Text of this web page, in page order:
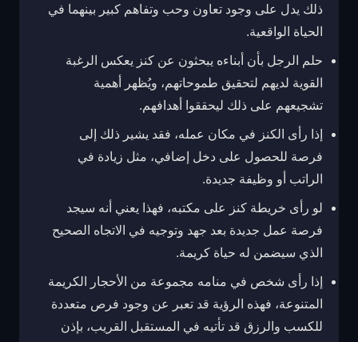
ذلك يدل على وجود تعاون وحب وتفاهم كبير بينهما في
الحياة الواقعية.
حلم الرجل بأن أبناءه يبحثون عن كنز يعكس الرغبة
القوية لديهم لتحقيق طموحاتهم، ويُظهر أهمية
تشجيعهم على ذلك ليحققوا أهدافهم.
إذا رأى الكنز في مكان عمله، فقد يشير ذلك إلى
فرصة للحصول على دخل إضافي، مثل زيادة في
الراتب أو وظيفة جديدة.
لو رأى خريطة كنز على مكتبه، فهذا يعني أنه سيجد
فرصة عمل جديدة بعد جهد وتوجيه في الاتجاه الصحيح
الذي سيضمن له حياة كريمة.
إذا رأى شخص في منامه مجموعة من الأحجار الكريمة
المتنوعة، فهذه الرؤية قد تعبر عن وجود فرص متعددة
للكسب والرزق قد تأتيه في المستقبل القريب، بإذن